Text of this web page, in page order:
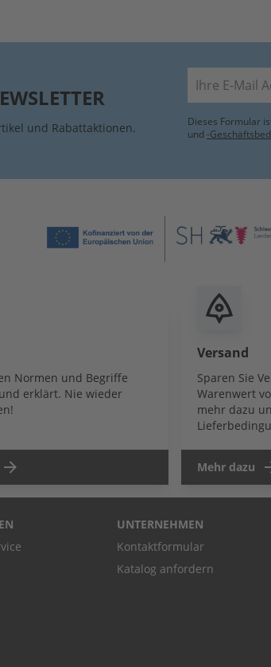
und Rabattaktionen.
E-Mail
Dieses Formular
und -
Normen und Begriffe
erklärt. Nie wieder
Versand
Sparen Sie
Warenwert
mehr dazu
Mehr dazu
UNTERNEHMEN
Kontaktformular
Katalog anfordern